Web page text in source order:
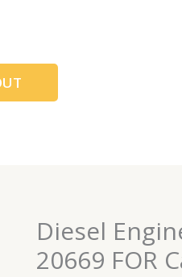
Diesel
20669 FOR